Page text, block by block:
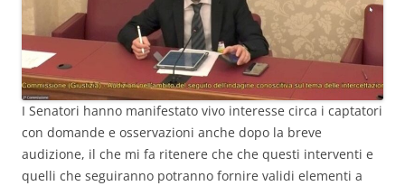
I Senatori hanno manifestato vivo interesse circa i captatori
con domande e osservazioni anche dopo la breve
audizione, il che mi fa ritenere che che questi interventi e
quelli che seguiranno potranno fornire validi elementi a